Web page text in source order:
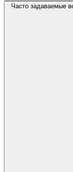
Часто задаваемые